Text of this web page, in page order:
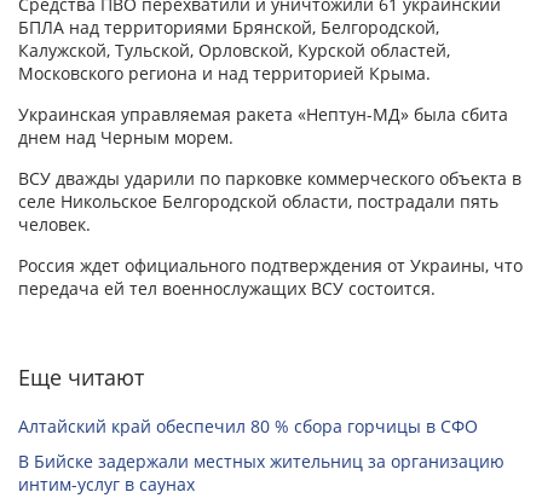
БПЛА над территориями Брянской, Белгородской,
Калужской, Тульской, Орловской, Курской областей,
Московского региона и над территорией Крыма.
Украинская управляемая ракета «Нептун-МД» была сбита
днем над Черным морем.
ВСУ дважды ударили по парковке коммерческого объекта в
селе Никольское Белгородской области, пострадали пять
человек.
Россия ждет официального подтверждения от Украины, что
передача ей тел военнослужащих ВСУ состоится.
Еще читают
Алтайский край обеспечил 80 % сбора горчицы в СФО
В Бийске задержали местных жительниц за организацию
интим-услуг в саунах